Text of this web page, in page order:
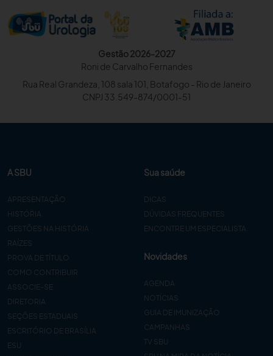
Gestão 2026-2027
Roni de Carvalho Fernandes
Rua Real Grandeza, 108 sala 101, Botafogo - Rio de Janeiro
CNPJ 33.549-874/0001-51
A SBU
APRESENTAÇÃO
HISTÓRIA
GESTÕES NA HISTÓRIA
RAÍZES
PROVA DE TÍTULO
COMO CONTRIBUIR
ASSOCIE-SE
DIRETORIA
SEÇÕES ESTADUAIS
ESCRITÓRIO DE BRASÍLIA
ESU
Sua saúde
DICAS
DÚVIDAS FREQUENTES
ENCONTRE UM ESPECIALISTA
Novidades
AGENDA
NOTÍCIAS
GUIA DE IMUNIZAÇÃO
CAMPANHAS
TV SBU